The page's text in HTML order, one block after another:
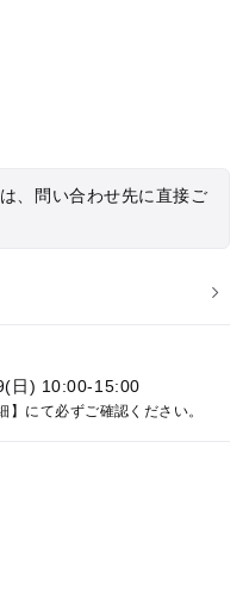
、問い合わせ先に直接ご
日) 10:00-15:00
にて必ずご確認ください。